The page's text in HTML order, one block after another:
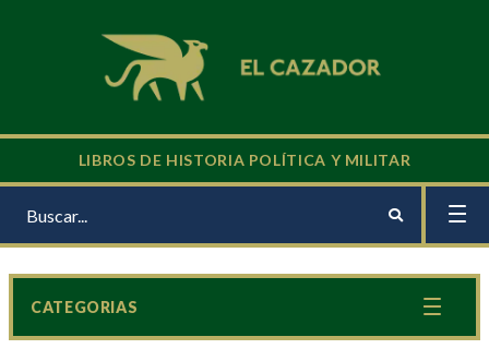
LIBROS DE HISTORIA POLÍTICA Y MILITAR
CATEGORIAS